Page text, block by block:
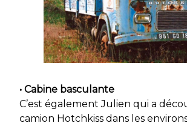
• Cabine basculante
C’est également Julien qui a
camion Hotchkiss dans les